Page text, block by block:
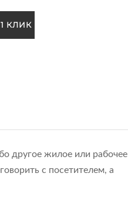
КЛИК
другое жилое или рабочее
с посетителем, а